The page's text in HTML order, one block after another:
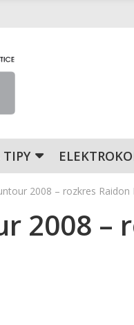
TIPY
2008 – rozkres Raidon
2008 –